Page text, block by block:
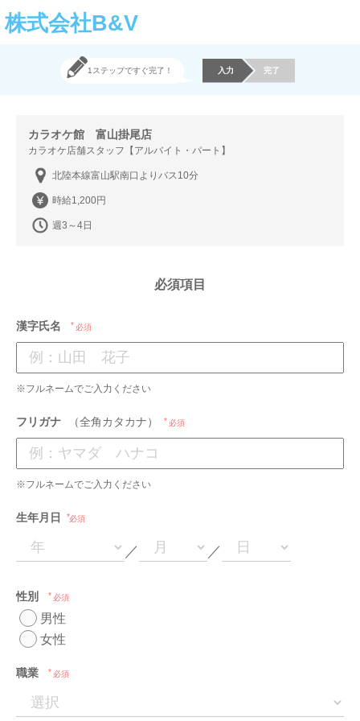
株式会社B&V
1ステップですぐ完了！ 入力 完了
カラオケ館 富山掛尾店
カラオケ店舗スタッフ【アルバイト・パート】
北陸本線富山駅南口よりバス10分
時給1,200円
週3～4日
必須項目
漢字氏名 必須
※フルネームでご入力ください
フリガナ （全角カタカナ） 必須
※フルネームでご入力ください
生年月日 必須
／ ／
性別 必須
男性
女性
職業 必須